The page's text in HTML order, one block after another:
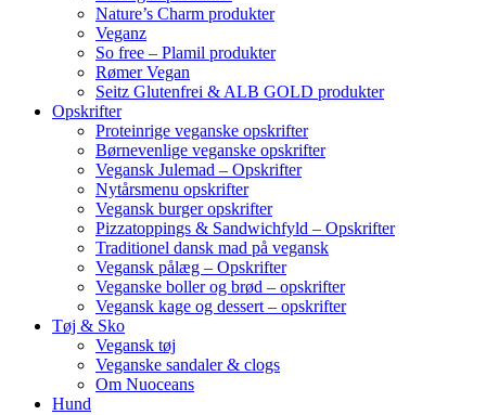
Nature’s Charm produkter
Veganz
So free – Plamil produkter
Rømer Vegan
Seitz Glutenfrei & ALB GOLD produkter
Opskrifter
Proteinrige veganske opskrifter
Børnevenlige veganske opskrifter
Vegansk Julemad – Opskrifter
Nytårsmenu opskrifter
Vegansk burger opskrifter
Pizzatoppings & Sandwichfyld – Opskrifter
Traditionel dansk mad på vegansk
Vegansk pålæg – Opskrifter
Veganske boller og brød – opskrifter
Vegansk kage og dessert – opskrifter
Tøj & Sko
Vegansk tøj
Veganske sandaler & clogs
Om Nuoceans
Hund